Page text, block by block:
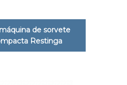
de sorvete
Restinga